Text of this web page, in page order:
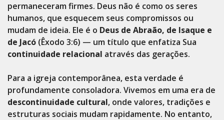
permaneceram firmes. Deus não é como os seres
humanos, que esquecem seus compromissos ou
mudam de ideia. Ele é o Deus de Abraão, de Isaque e
de Jacó (Êxodo 3:6) — um título que enfatiza Sua
continuidade relacional através das gerações.
Para a igreja contemporânea, esta verdade é
profundamente consoladora. Vivemos em uma era de
descontinuidade cultural, onde valores, tradições e
estruturas sociais mudam rapidamente. No entanto,